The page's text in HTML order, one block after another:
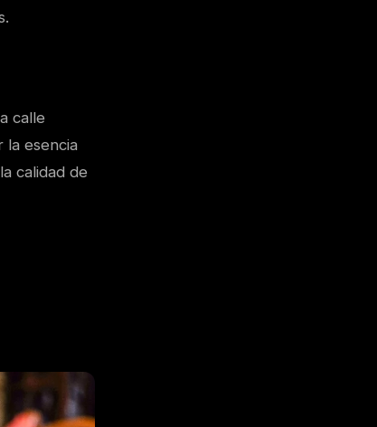
calle
la esencia
calidad de